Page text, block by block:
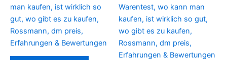
man kaufen, ist wirklich so
gut, wo gibt es zu kaufen,
Rossmann, dm preis,
Erfahrungen & Bewertungen
Warentest, wo kann man
kaufen, ist wirklich so gut,
wo gibt es zu kaufen,
Rossmann, dm preis,
Erfahrungen & Bewertungen